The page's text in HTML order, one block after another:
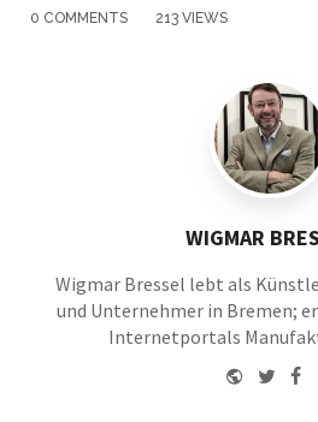
0 COMMENTS 213 VIEWS
WIGMAR
Wigmar Bressel lebt als
und Unternehmer in Bremen;
Internetportals
WebsiteTwitter